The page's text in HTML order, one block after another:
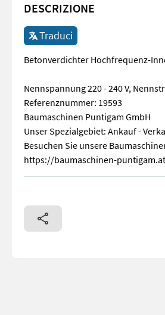
DESCRIZIONE
Traduci
Betonverdichter Hochfrequenz-
Nennspannung 220 - 240 V,
Referenznummer: 19593
Baumaschinen Puntigam GmbH
Unser Spezialgebiet: Ankauf -
Besuchen Sie unsere
https://baumaschinen-
Betonverdichter Hochfrequenz-